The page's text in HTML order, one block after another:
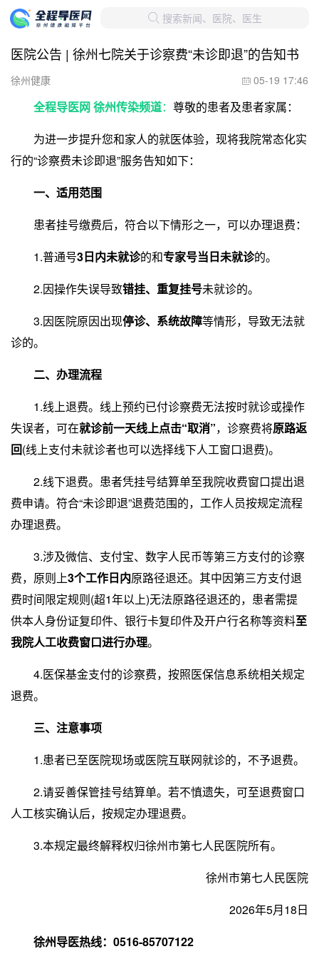
 搜索新闻、医院、医生
医院公告 | 徐州七院关于诊察费“未诊即退”的告知书
徐州健康  05-19 17:46
全程导医网 徐州传染频道： 尊敬的患者及患者家属：
为进一步提升您和家人的就医体验，现将我院常态化实
行的“诊察费未诊即退”服务告知如下：
一、适用范围
患者挂号缴费后，符合以下情形之一，可以办理退费：
1.普通号3日内未就诊的和专家号当日未就诊的。
2.因操作失误导致错挂、重复挂号未就诊的。
3.因医院原因出现停诊、系统故障等情形，导致无法就
诊的。
二、办理流程
1.线上退费。线上预约已付诊察费无法按时就诊或操作
失误者，可在就诊前一天线上点击“取消”，诊察费将原路返
回(线上支付未就诊者也可以选择线下人工窗口退费)。
2.线下退费。患者凭挂号结算单至我院收费窗口提出退
费申请。符合“未诊即退”退费范围的，工作人员按规定流程
办理退费。
3.涉及微信、支付宝、数字人民币等第三方支付的诊察
费，原则上3个工作日内原路径退还。其中因第三方支付退
费时间限定规则(超1年以上)无法原路径退还的，患者需提
供本人身份证复印件、银行卡复印件及开户行名称等资料至
我院人工收费窗口进行办理。
4.医保基金支付的诊察费，按照医保信息系统相关规定
退费。
三、注意事项
1.患者已至医院现场或医院互联网就诊的，不予退费。
2.请妥善保管挂号结算单。若不慎遗失，可至退费窗口
人工核实确认后，按规定办理退费。
3.本规定最终解释权归徐州市第七人民医院所有。
徐州市第七人民医院
2026年5月18日
徐州导医热线：0516-85707122